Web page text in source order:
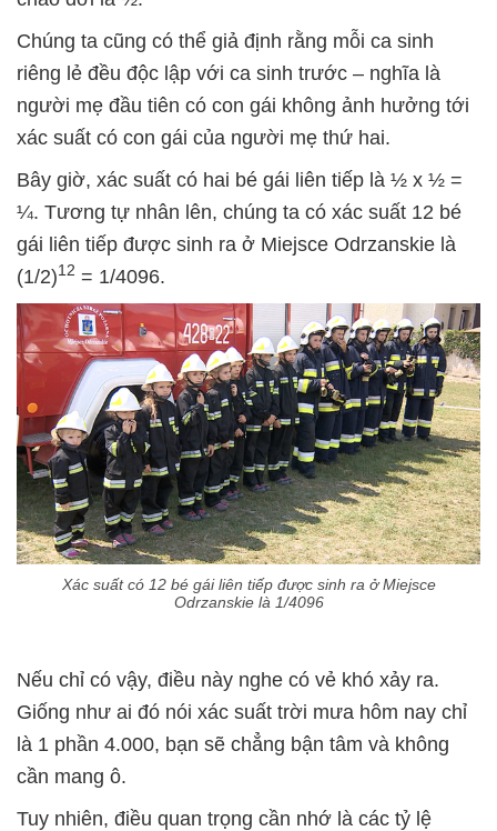
Chúng ta cũng có thể giả định rằng mỗi ca sinh
riêng lẻ đều độc lập với ca sinh trước – nghĩa là
người mẹ đầu tiên có con gái không ảnh hưởng tới
xác suất có con gái của người mẹ thứ hai.
Bây giờ, xác suất có hai bé gái liên tiếp là ½ x ½ =
¼. Tương tự nhân lên, chúng ta có xác suất 12 bé
gái liên tiếp được sinh ra ở Miejsce Odrzanskie là
(1/2)12 = 1/4096.
Xác suất có 12 bé gái liên tiếp được sinh ra ở Miejsce
Odrzanskie là 1/4096
Nếu chỉ có vậy, điều này nghe có vẻ khó xảy ra.
Giống như ai đó nói xác suất trời mưa hôm nay chỉ
là 1 phần 4.000, bạn sẽ chẳng bận tâm và không
cần mang ô.
Tuy nhiên, điều quan trọng cần nhớ là các tỷ lệ